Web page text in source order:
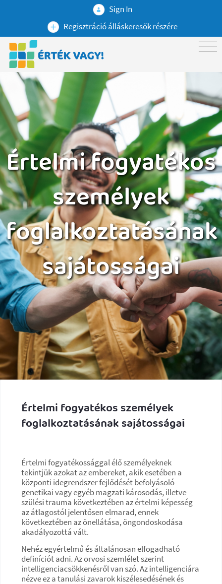
Sign In
Regisztráció álláskeresők részére
Értelmi fogyatékos
személyek
foglalkoztatásának
sajátosságai
Értelmi fogyatékos személyek
foglalkoztatásának sajátosságai
Értelmi fogyatékossággal élő személyeknek
tekintjük azokat az embereket, akik esetében a
központi idegrendszer fejlődését befolyásoló
genetikai vagy egyéb magzati károsodás, illetve
szülési trauma következtében az értelmi képesség
az átlagostól jelentősen elmarad, ennek
következtében az önellátása, öngondoskodása
akadályozottá vált.
Nehéz egyértelmű és általánosan elfogadható
definíciót adni. Az orvosi szemlélet szerint
intelligenciacsökkenésről van szó. Az intelligenciára
nézve ez a tanulási zavarok kiszélesedésének és